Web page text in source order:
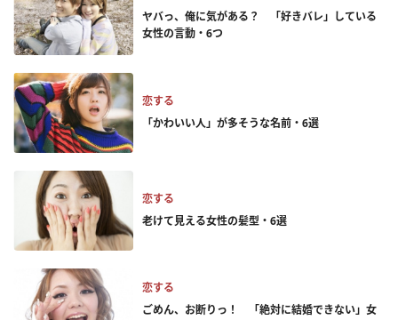
ヤバっ、俺に気がある？ 「好きバレ」している
女性の言動・6つ
恋する
「かわいい人」が多そうな名前・6選
恋する
老けて見える女性の髪型・6選
恋する
ごめん、お断りっ！ 「絶対に結婚できない」女